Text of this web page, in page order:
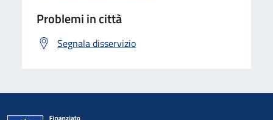
Problemi in città
Segnala disservizio